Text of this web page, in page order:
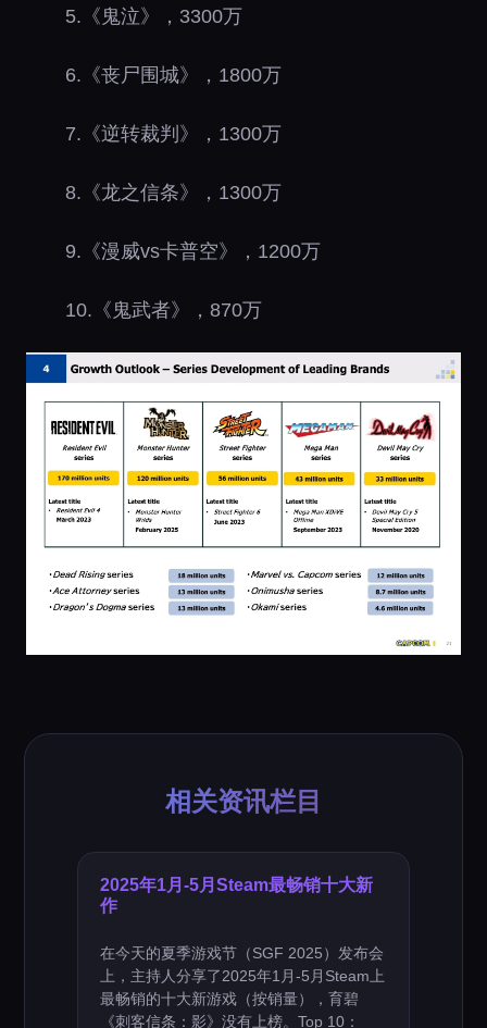
5.《鬼泣》，3300万
6.《丧尸围城》，1800万
7.《逆转裁判》，1300万
8.《龙之信条》，1300万
9.《漫威vs卡普空》，1200万
10.《鬼武者》，870万
相关资讯栏目
2025年1月-5月Steam最畅销十大新
作
在今天的夏季游戏节（SGF 2025）发布会
上，主持人分享了2025年1月-5月Steam上
最畅销的十大新游戏（按销量），育碧
《刺客信条：影》没有上榜。Top 10：